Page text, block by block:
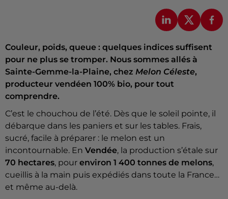
Couleur, poids, queue : quelques indices suffisent
pour ne plus se tromper. Nous sommes allés à
Sainte-Gemme-la-Plaine, chez Melon Céleste,
producteur vendéen 100% bio, pour tout
comprendre.
C’est le chouchou de l’été. Dès que le soleil pointe, il
débarque dans les paniers et sur les tables. Frais,
sucré, facile à préparer : le melon est un
incontournable. En Vendée, la production s’étale sur
70 hectares, pour environ 1 400 tonnes de melons,
cueillis à la main puis expédiés dans toute la France…
et même au-delà.